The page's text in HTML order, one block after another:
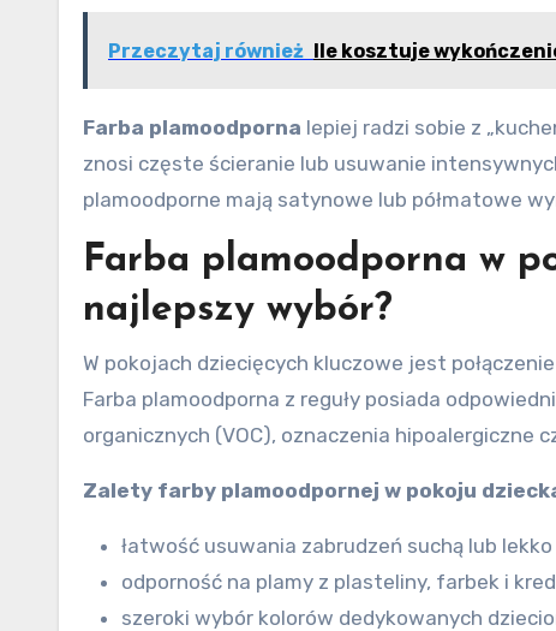
Przeczytaj również Ile kosztuje
Farba plamoodporna lepiej radzi sobie z
znosi częste ścieranie lub usuwanie
plamoodporne mają satynowe lub półmatowe
Farba plamoodporna w
najlepszy wybór?
W pokojach dziecięcych kluczowe jest
Farba plamoodporna z reguły posiada
organicznych (VOC), oznaczenia hipoalergiczne
Zalety farby plamoodpornej w pokoju
łatwość usuwania zabrudzeń suchą lub
odporność na plamy z plasteliny, farbek i
szeroki wybór kolorów dedykowanych